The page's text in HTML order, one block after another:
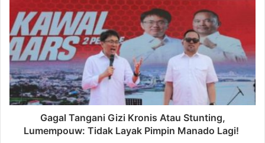
Gagal Tangani Gizi Kronis Atau Stunting,
Lumempouw: Tidak Layak Pimpin Manado Lagi!